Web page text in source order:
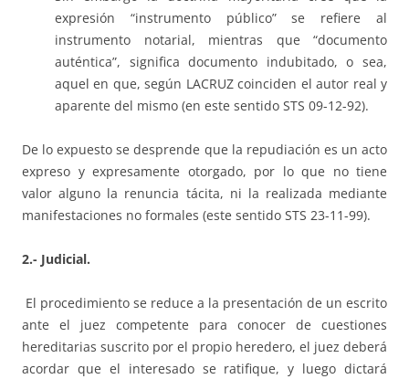
expresión “instrumento público” se refiere al
instrumento notarial, mientras que “documento
auténtica”, significa documento indubitado, o sea,
aquel en que, según LACRUZ coinciden el autor real y
aparente del mismo (en este sentido STS 09-12-92).
De lo expuesto se desprende que la repudiación es un acto
expreso y expresamente otorgado, por lo que no tiene
valor alguno la renuncia tácita, ni la realizada mediante
manifestaciones no formales (este sentido STS 23-11-99).
2.- Judicial.
El procedimiento se reduce a la presentación de un escrito
ante el juez competente para conocer de cuestiones
hereditarias suscrito por el propio heredero, el juez deberá
acordar que el interesado se ratifique, y luego dictará